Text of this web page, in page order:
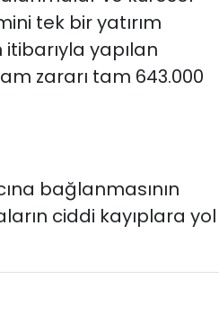
tek bir yatırım
yapılan
zararı tam 643.000
bağlanmasının
ciddi kayıplara yol